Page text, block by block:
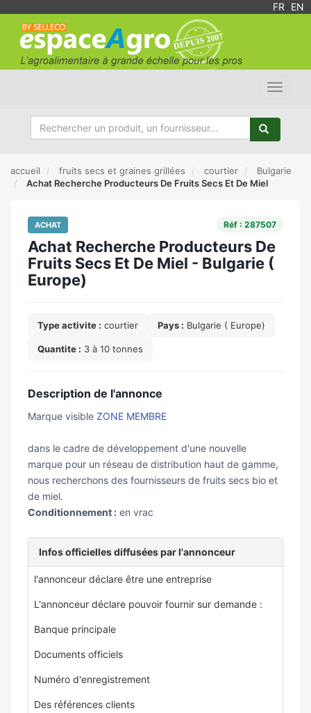
FR EN
Toggle
accueil fruits secs et graines grillées courtier
Bulgarie
Achat Recherche Producteurs De Fruits Secs Et De Miel
ACHAT Réf : 287507
Achat Recherche Producteurs De
Fruits Secs Et De Miel - Bulgarie (
Europe)
Type activite : courtier Pays : Bulgarie ( Europe)
Quantite : 3 à 10 tonnes
Description de l'annonce
Marque visible ZONE MEMBRE
dans le cadre de développement d'une nouvelle
marque pour un réseau de distribution haut de gamme,
nous recherchons des fournisseurs de fruits secs bio et
de miel.
Conditionnement : en vrac
Infos officielles diffusées par l'annonceur
l'annonceur déclare être une entreprise
L'annonceur déclare pouvoir fournir sur demande :
Banque principale
Documents officiels
Numéro d'enregistrement
Des références clients